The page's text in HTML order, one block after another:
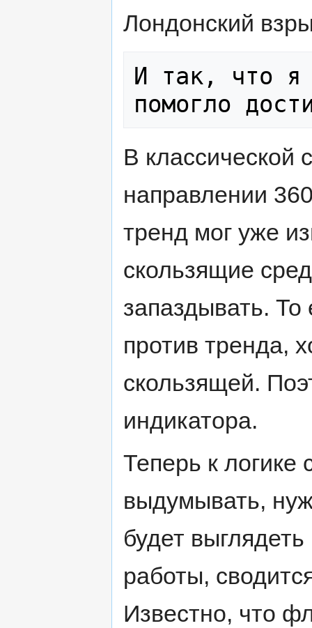
Лондонский
И так, что я
В классической
направлении
тренд мог уже
скользящие
запаздывать.
против тренда,
скользящей.
индикатора.
Теперь к логике
выдумывать,
будет
работы,
Известно, что